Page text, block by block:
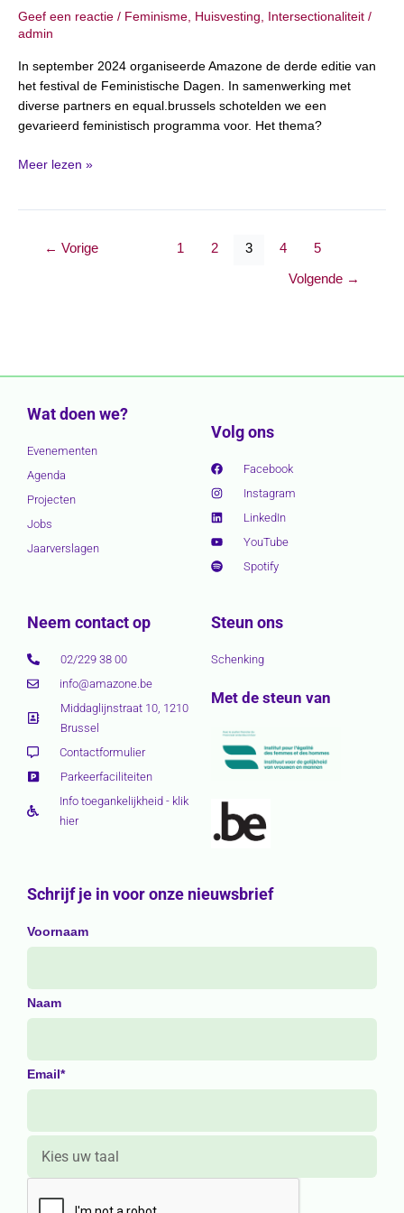
Geef een reactie / Feminisme Huisvesting Intersectionaliteit /
admin
In september 2024 organiseerde Amazone de derde editie van
het festival de Feministische Dagen. In samenwerking met
diverse partners en equal.brussels schotelden we een
gevarieerd feministisch programma voor. Het thema?
Meer lezen »
← Vorige 1 2 3 4 5
Volgende →
Wat doen we?
Evenementen
Agenda
Projecten
Jobs
Jaarverslagen
Volg ons
Facebook
Instagram
LinkedIn
YouTube
Spotify
Neem contact op
02/229 38 00
info@amazone.be
Middaglijnstraat 10, 1210
Brussel
Contactformulier
Parkeerfaciliteiten
Info toegankelijkheid - klik
hier
Steun ons
Schenking
Met de steun van
Schrijf je in voor onze nieuwsbrief
Voornaam
Naam
Email*